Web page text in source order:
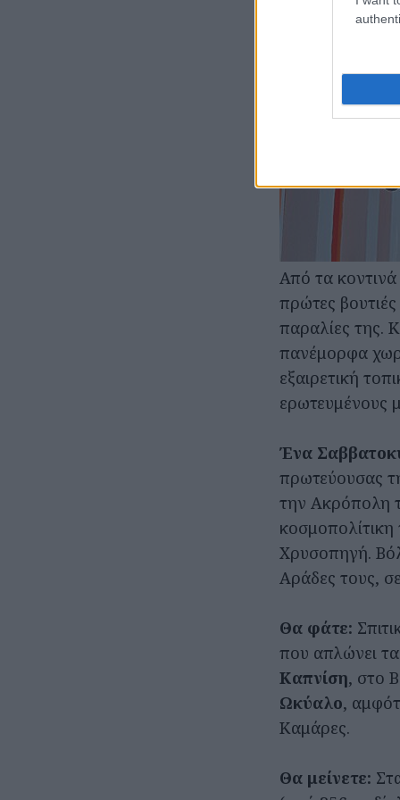
Από τα κοντινά
πρώτες
παραλίες της.
πανέμορφα
εξαιρετική
ερωτευμένους
Ένα
πρωτεύουσας
την Ακρόπολη
Χρυσοπηγή.
Αράδες τους,
Θα φάτε:
που απλώνει τα
Καπνίση, στο
Ωκύαλο,
Καμάρες.
Θα μείνετε: